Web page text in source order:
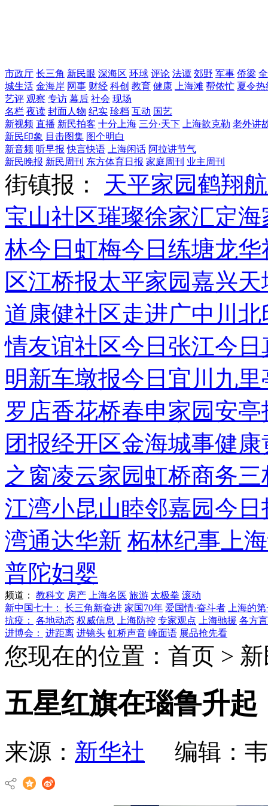
市政厅 长三角 新民眼 深海区 环球 评论 法谭 郊野 军事 侨梁
城生活 金海岸 网事 财经 科创 教育 健康 上海滩 帮侬忙 夏令热
艺评 观察 专访 幕后 社会 现场
名栏 夜读 封面人物 纪实 珍档 互动 国艺
新视频 直播 新民拍客 十分上海 三分·天下 上海歆克勒 老外讲
新民印象 目击图集 图个明白
新音频 听早报 快言快语 上海闲话 阿拉讲节气
新民晚报 新民周刊 东方体育日报 家庭周刊 业主周刊
街镇报： 天平家园鹤翔
宝山社区璀璨徐家汇定
林今日虹梅今日练塘龙华
区江桥报太平家园嘉兴天
道康健社区走进广中 川
情友谊社区今日张江今日
明新车墩报今日宜川 九里
罗店香花桥春申家园安亭
团报经开区金海城事健康
之窗凌云家园虹桥商务三
江湾小昆山睦邻嘉园今日
湾通达华新 柘林纪事 上
普陀妇婴
频道： 教科文 房产 上海名医 旅游 太极拳 滚动
新中国七十：
长三角新奋进 家国70年 爱国情·奋斗者
上海的
抗疫：
各地动态 权威信息 上海防控 专家观点 上海驰援 各方
进博会：
进距离 进镜头 虹桥声音 峰面语 展品抢先看
您现在的位置：首页 >
五星红旗在瑙鲁升起
来源： 新华社 编辑：